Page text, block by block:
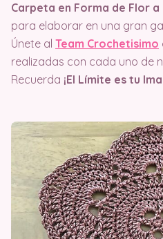
Carpeta en Forma de Flor a
para elaborar en una gran
Únete al Team Crochetisimo
realizadas con cada uno de
Recuerda ¡El Límite es tu